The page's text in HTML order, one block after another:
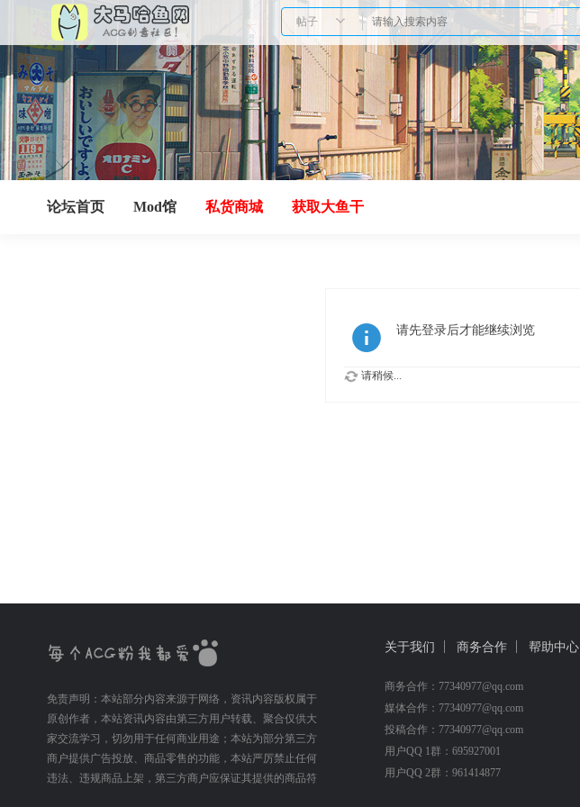
帖子
论坛首页 Mod馆 私货商城 获取大鱼干
请先登录后才能继续浏览
请稍候...
免责声明：本站部分内容来源于网络，资讯内容版权属于
原创作者，本站资讯内容由第三方用户转载、聚合仅供大
家交流学习，切勿用于任何商业用途；本站为部分第三方
商户提供广告投放、商品零售的功能，本站严厉禁止任何
违法、违规商品上架，第三方商户应保证其提供的商品符
关于我们 商务合作 帮助中心
商务合作：77340977@qq.com
媒体合作：77340977@qq.com
投稿合作：77340977@qq.com
用户QQ 1群：695927001
用户QQ 2群：961414877